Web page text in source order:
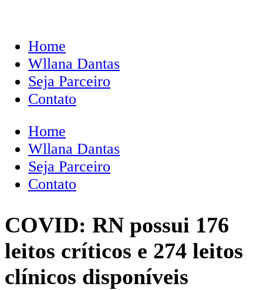
Home
Wllana Dantas
Seja Parceiro
Contato
Home
Wllana Dantas
Seja Parceiro
Contato
COVID: RN possui 176
leitos críticos e 274 leitos
clínicos disponíveis